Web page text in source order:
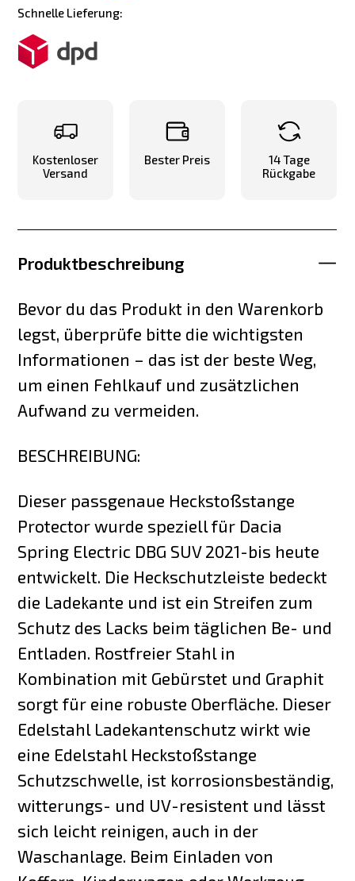
Schnelle Lieferung:
Kostenloser
Versand
Bester Preis
14 Tage
Rückgabe
Produktbeschreibung
Bevor du das Produkt in den Warenkorb
legst, überprüfe bitte die wichtigsten
Informationen – das ist der beste Weg,
um einen Fehlkauf und zusätzlichen
Aufwand zu vermeiden.
BESCHREIBUNG:
Dieser passgenaue Heckstoßstange
Protector wurde speziell für Dacia
Spring Electric DBG SUV 2021-bis heute
entwickelt. Die Heckschutzleiste bedeckt
die Ladekante und ist ein Streifen zum
Schutz des Lacks beim täglichen Be- und
Entladen. Rostfreier Stahl in
Kombination mit Gebürstet und Graphit
sorgt für eine robuste Oberfläche. Dieser
Edelstahl Ladekantenschutz wirkt wie
eine Edelstahl Heckstoßstange
Schutzschwelle, ist korrosionsbeständig,
witterungs- und UV-resistent und lässt
sich leicht reinigen, auch in der
Waschanlage. Beim Einladen von